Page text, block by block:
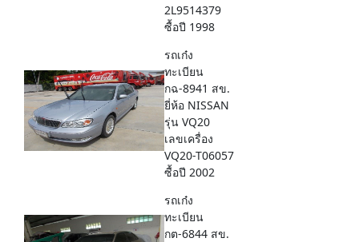
2L9514379
ซื้อปี 1998
รถเก๋ง
ทะเบียน
กฉ-8941 สข.
ยี่ห้อ NISSAN
รุ่น VQ20
เลขเครื่อง
VQ20-T06057
ซื้อปี 2002
รถเก๋ง
ทะเบียน
กต-6844 สข.